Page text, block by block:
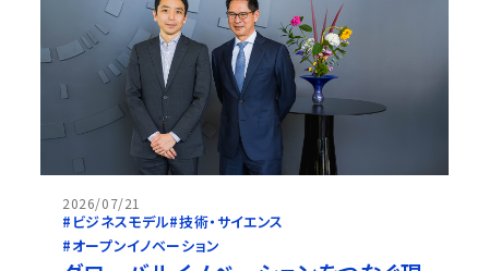
2026/07/21
#ビジネスモデル#技術・サイエンス
#オープンイノベーション